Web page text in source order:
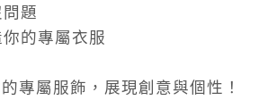
題
的專屬衣服
專屬服飾，展現創意與個性！